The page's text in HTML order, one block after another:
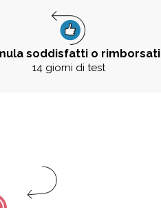
soddisfatti o rimborsati
14 giorni di test
Instagram